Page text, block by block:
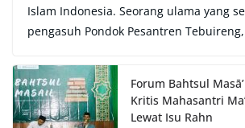
Islam Indonesia. Seorang ulama yang
pengasuh Pondok Pesantren Tebuireng,
Forum Bahtsul
Kritis Mahasantri
Lewat Isu Rahn